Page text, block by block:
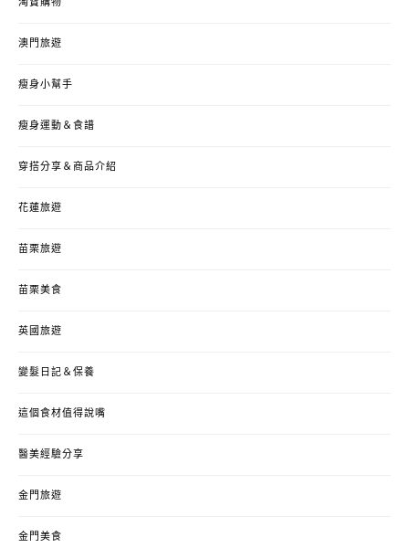
淘寶購物
澳門旅遊
瘦身小幫手
瘦身運動＆食譜
穿搭分享＆商品介紹
花蓮旅遊
苗栗旅遊
苗栗美食
英國旅遊
變髮日記＆保養
這個食材值得說嘴
醫美經驗分享
金門旅遊
金門美食